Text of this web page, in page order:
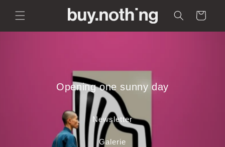
zum
Inhalt
Warenkorb
Opening one sunny day
Newsletter
Galerie